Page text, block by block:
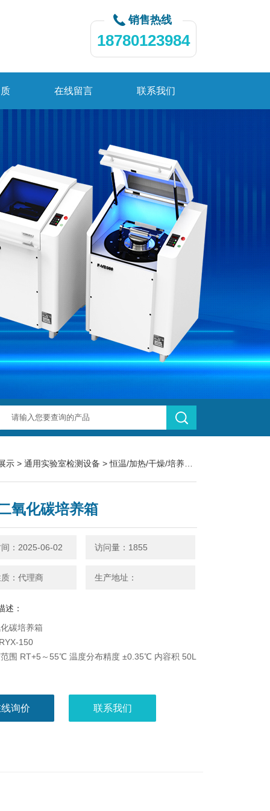
销售热线
18780123984
在线留言 联系我们
示 > 通用实验室检测设备 >恒温/加热/干燥/培养设备
氧化碳培养箱
：2025-06-02 访问量：1855
：代理商 生产地址：
述：
碳培养箱
150
围 RT+5～55℃ 温度分布精度 ±0.35℃ 内容积 50L
询价 联系我们